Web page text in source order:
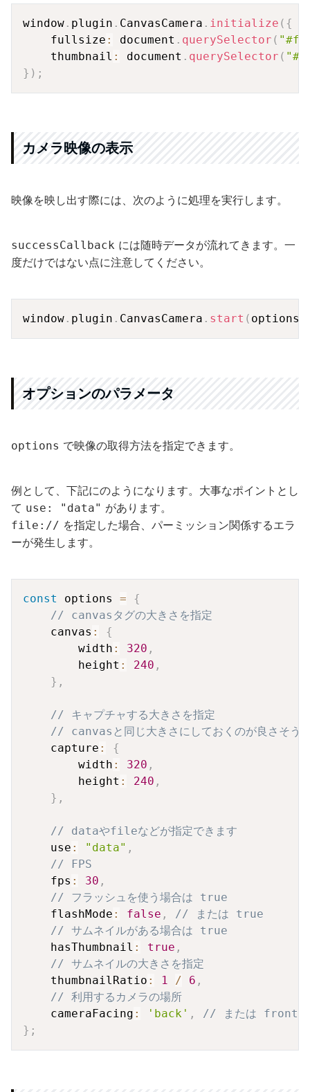
window . plugin . CanvasCamera . initialize ( {
    fullsize
: document . querySelector (
    thumbnail
: document . querySelector (
} ) ;
カメラ映像の表示
映像を映し出す際には、次のように処理を実行します。
successCallback には随時データが流れてきます。一
度だけではない点に注意してください。
window . plugin . CanvasCamera . start ( options
オプションのパラメータ
options で映像の取得方法を指定できます。
例として、下記にのようになります。大事なポイントとし
て use: "data" があります。
file:// を指定した場合、パーミッション関係するエラ
ーが発生します。
const options =
{
// canvasタグの大きさを指定
    canvas
:
{
        width
: 320 ,
        height
: 240 ,
} ,
// キャプチャする大きさを指定
// canvasと同じ大きさにしておくのが良さそう
    capture
:
{
        width
: 320 ,
        height
: 240 ,
} ,
// dataやfileなどが指定できます
    use
: "data" ,
// FPS
    fps
: 30 ,
// フラッシュを使う場合は true
    flashMode
: false ,
// または true
// サムネイルがある場合は true
    hasThumbnail
: true ,
// サムネイルの大きさを指定
    thumbnailRatio
: 1 / 6 ,
// 利用するカメラの場所
    cameraFacing
: 'back' ,
// または front
} ;